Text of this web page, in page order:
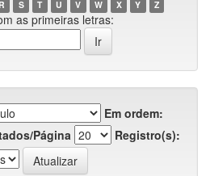
R S T U V W X Y Z
as primeiras letras:
Em ordem:
Página
Registro(s):